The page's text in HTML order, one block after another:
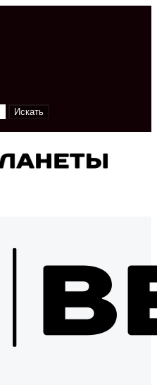
Искать